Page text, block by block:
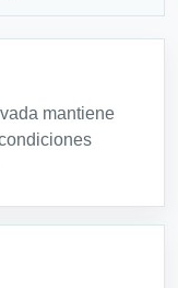
mantiene